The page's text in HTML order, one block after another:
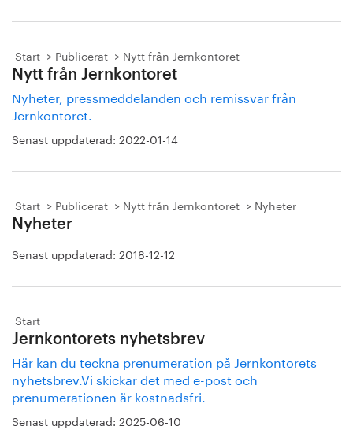
Start Publicerat Nytt från Jernkontoret
Nytt från Jernkontoret
Nyheter, pressmeddelanden och remissvar från
Jernkontoret.
Senast uppdaterad: 2022-01-14
Start Publicerat Nytt från Jernkontoret Nyheter
Nyheter
Senast uppdaterad: 2018-12-12
Start
Jernkontorets nyhetsbrev
Här kan du teckna prenumeration på Jernkontorets
nyhetsbrev.Vi skickar det med e-post och
prenumerationen är kostnadsfri.
Senast uppdaterad: 2025-06-10